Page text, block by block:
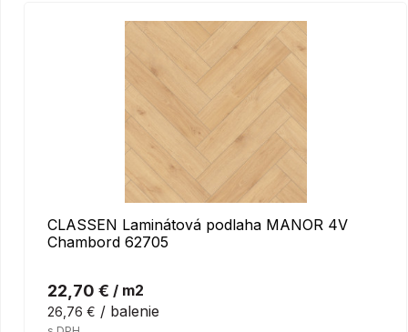
CLASSEN Laminátová podlaha MANOR 4V
Chambord 62705
22,70 € / m2
26,76 € / balenie